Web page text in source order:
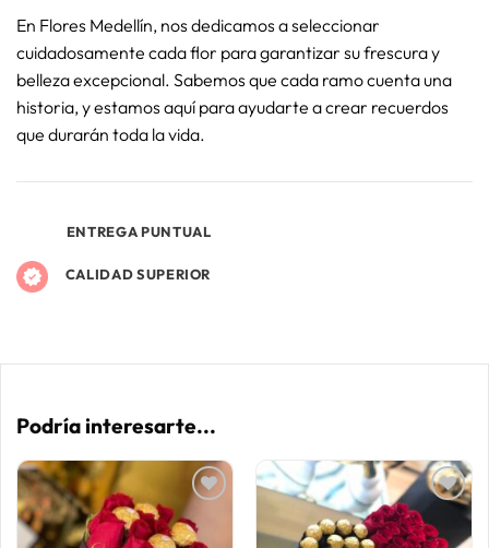
En Flores Medellín, nos dedicamos a seleccionar
cuidadosamente cada flor para garantizar su frescura y
belleza excepcional. Sabemos que cada ramo cuenta una
historia, y estamos aquí para ayudarte a crear recuerdos
que durarán toda la vida.
ENTREGA PUNTUAL
CALIDAD SUPERIOR
Podría interesarte...